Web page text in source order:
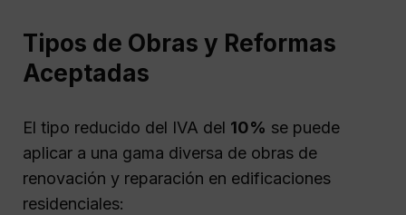
Tipos de Obras y Reformas
Aceptadas
El tipo reducido del IVA del 10% se puede
aplicar a una gama diversa de obras de
renovación y reparación en edificaciones
residenciales: